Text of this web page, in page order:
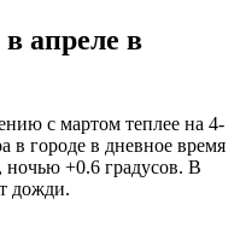
апреле в
с мартом теплее на 4-
в городе в дневное время
ночью +0.6 градусов. В
дожди.